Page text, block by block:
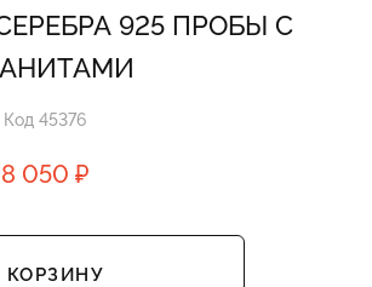
925 ПРОБЫ С
Код 45376
8 050 ₽
КОРЗИНУ